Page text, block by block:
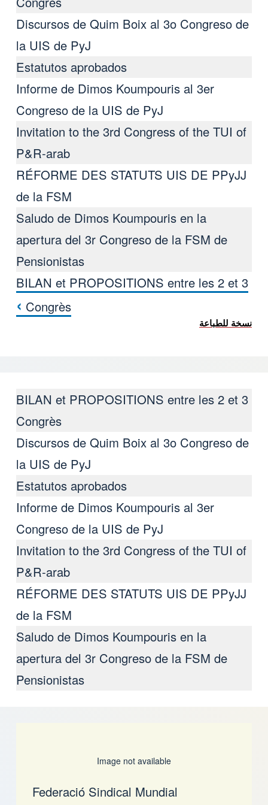
Discursos de Quim Boix al 3ο Congreso de
la UIS de PyJ
Estatutos aprobados
Informe de Dimos Koumpouris al 3er
Congreso de la UIS de PyJ
Invitation to the 3rd Congress of the TUI of
P&R-arab
RÉFORME DES STATUTS UIS DE PPyJJ
de la FSM
Saludo de Dimos Koumpouris en la
apertura del 3r Congreso de la FSM de
Pensionistas
كتاب روابط اجتياز لـ III Congreso de la UIS de PyJ de la FSM
BILAN et PROPOSITIONS entre les 2 et 3
Congrès
›
نسخة للطباعة
BILAN et PROPOSITIONS entre les 2 et 3
Congrès
Discursos de Quim Boix al 3ο Congreso de
la UIS de PyJ
Estatutos aprobados
Informe de Dimos Koumpouris al 3er
Congreso de la UIS de PyJ
Invitation to the 3rd Congress of the TUI of
P&R-arab
RÉFORME DES STATUTS UIS DE PPyJJ
de la FSM
Saludo de Dimos Koumpouris en la
apertura del 3r Congreso de la FSM de
Pensionistas
Image not available
Federació Sindical Mundial